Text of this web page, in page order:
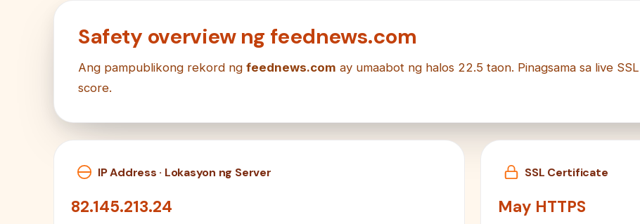
Safety overview ng feednews.com
Ang pampublikong rekord ng feednews.com ay umaabot ng halos 22.5 taon. Pinagsama sa live
score.
IP Address · Lokasyon ng Server
82.145.213.24
SSL Certificate
May HTTPS